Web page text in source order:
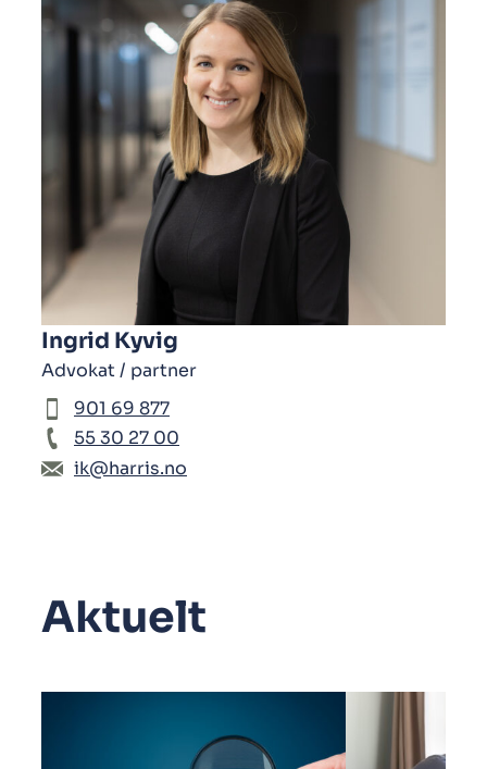
Ingrid Kyvig
Advokat / partner
901 69 877
55 30 27 00
ik@harris.no
Aktuelt